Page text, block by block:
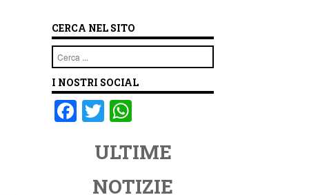
CERCA NEL SITO
Cerca
I NOSTRI SOCIAL
F T
tt
er
at
s
ULTIME
NOTIZIE